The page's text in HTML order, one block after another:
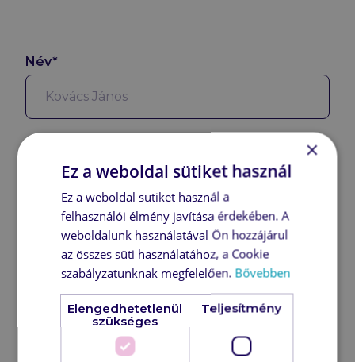
Név*
Cégnév*
Pozíció*
Telefonszám*
×
Ez a weboldal sütiket használ
Ez a weboldal sütiket használ a
felhasználói élmény javítása érdekében. A
weboldalunk használatával Ön hozzájárul
az összes süti használatához, a Cookie
szabályzatunknak megfelelően. Bővebben
Elengedhetetlenül
szükséges
Teljesítmény